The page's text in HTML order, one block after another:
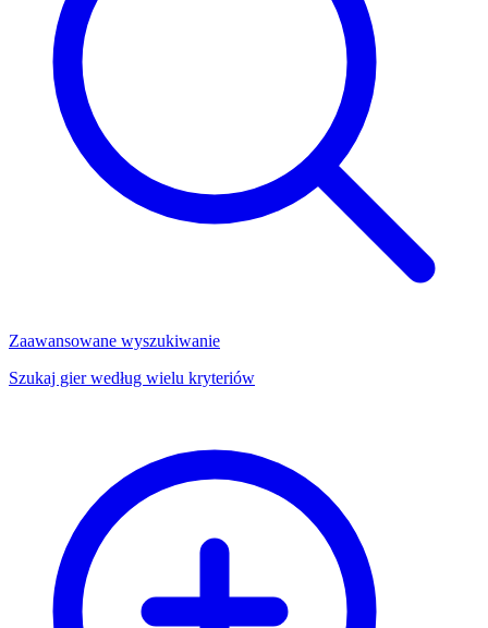
Zaawansowane wyszukiwanie
Szukaj gier według wielu kryteriów